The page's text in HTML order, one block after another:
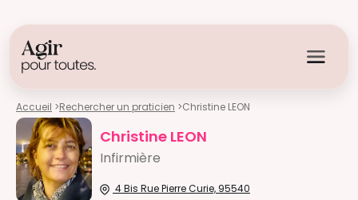
Accueil >Rechercher un praticien >Christine LEON
Christine LEON
Infirmière
4 Bis Rue Pierre Curie, 95540